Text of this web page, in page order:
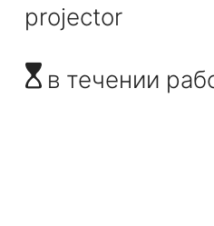
projector
в течении